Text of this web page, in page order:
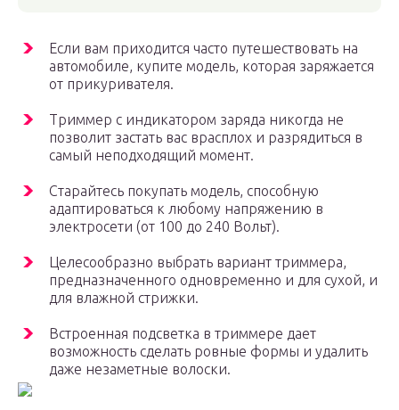
Если вам приходится часто путешествовать на
автомобиле, купите модель, которая заряжается
от прикуривателя.
Триммер с индикатором заряда никогда не
позволит застать вас врасплох и разрядиться в
самый неподходящий момент.
Старайтесь покупать модель, способную
адаптироваться к любому напряжению в
электросети (от 100 до 240 Вольт).
Целесообразно выбрать вариант триммера,
предназначенного одновременно и для сухой, и
для влажной стрижки.
Встроенная подсветка в триммере дает
возможность сделать ровные формы и удалить
даже незаметные волоски.